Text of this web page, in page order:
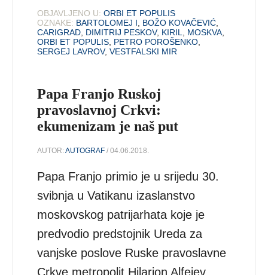
OBJAVLJENO U: ORBI ET POPULIS
OZNAKE: BARTOLOMEJ I BOŽO KOVAČEVIĆ
CARIGRAD DIMITRIJ PESKOV, KIRIL MOSKVA
ORBI ET POPULIS PETRO POROŠENKO
SERGEJ LAVROV,VESTFALSKI MIR
Papa Franjo Ruskoj
pravoslavnoj Crkvi:
ekumenizam je naš put
AUTOR:AUTOGRAF / 04.06.2018.
Papa Franjo primio je u srijedu 30.
svibnja u Vatikanu izaslanstvo
moskovskog patrijarhata koje je
predvodio predstojnik Ureda za
vanjske poslove Ruske pravoslavne
Crkve metropolit Hilarion Alfejev,